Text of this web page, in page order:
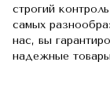
строгий
самых
нас, вы
надежные